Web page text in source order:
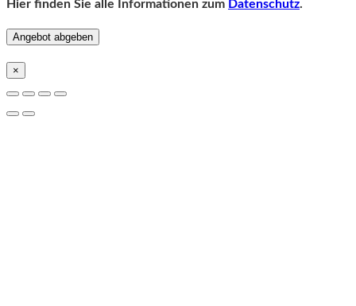
Hier finden Sie alle Informationen zum Datenschutz.
×